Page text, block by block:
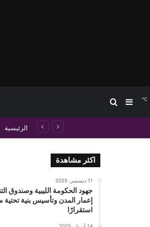
℃ إضافة عمود جانبي
بحث عن
الرئيسية
اكثر مشاهدة
11 ديسمبر، 2025
جهود الحكومة الليبية وصندوق
إعمار المدن وتأسيس بنية تحتية
استقرارًا